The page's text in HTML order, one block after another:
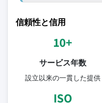
信頼性と信用
10+
サービス年数
設立以来の一貫した提供
ISO